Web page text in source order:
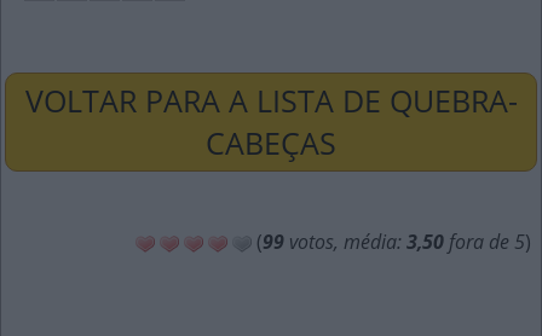
VOLTAR PARA A LISTA DE QUEBRA-
CABEÇAS
(99 votos, média: 3,50 fora de 5)